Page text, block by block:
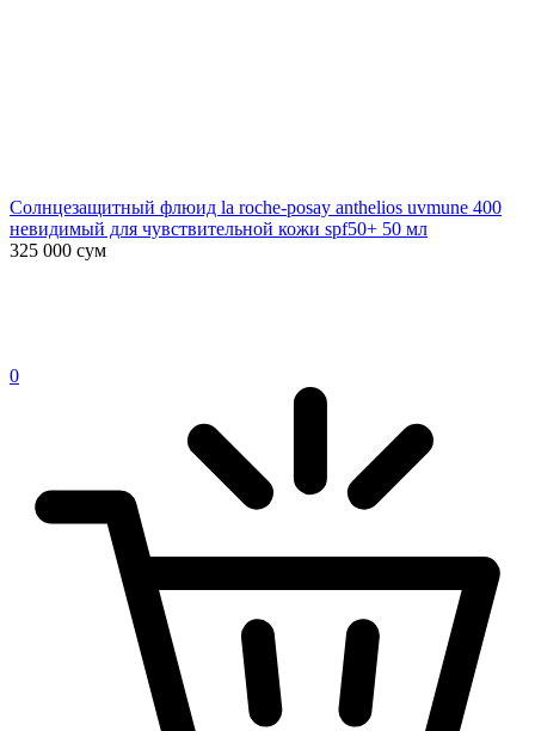
Солнцезащитный флюид la roche-posay anthelios uvmune 400
невидимый для чувствительной кожи spf50+ 50 мл
325 000 сум
0